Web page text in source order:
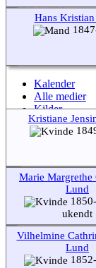
Hans
Kristiane
Marie Margrethe
Lund
ukendt
Vilhelmine
Lund
Quick Links
Nyheder
Kalender
Alle medier
Kilder
Kontakt
Kontakt os
Vores efternavne
Webmaster Besked
Vi gør alt for at
gerne vil tilføje, så